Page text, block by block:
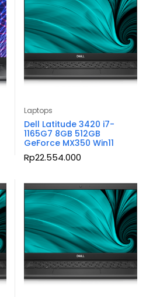
Laptops
Dell Latitude 3420 i7-
1165G7 8GB 512GB
GeForce MX350 Win11
Rp22.554.000